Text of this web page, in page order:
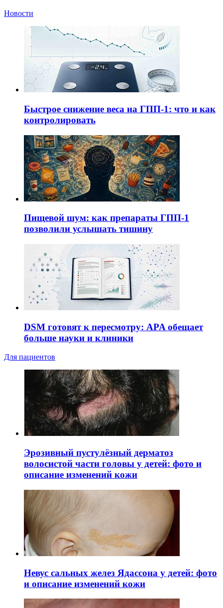
Новости
Быстрое снижение веса на ГПП-1: что и как
контролировать
Пищевой шум: как препараты ГПП-1
позволили услышать тишину
DSM готовят к пересмотру: APA обещает
больше науки и клиники
Для пациентов
Эрозивный пустулёзный дерматоз
волосистой части головы у детей: фото и
описание изменений кожи
Невус сальных желез Ядассона у детей: фото
и описание изменений кожи